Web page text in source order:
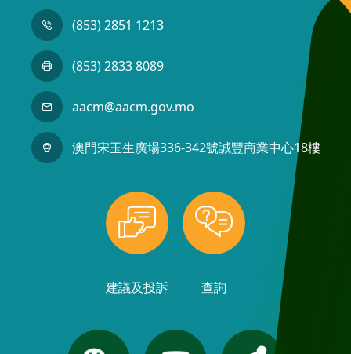
(853) 2851 1213
(853) 2833 8089
aacm@aacm.gov.mo
澳門宋玉生廣場336-342號誠豐商業中心18樓
建議及投訴 查詢